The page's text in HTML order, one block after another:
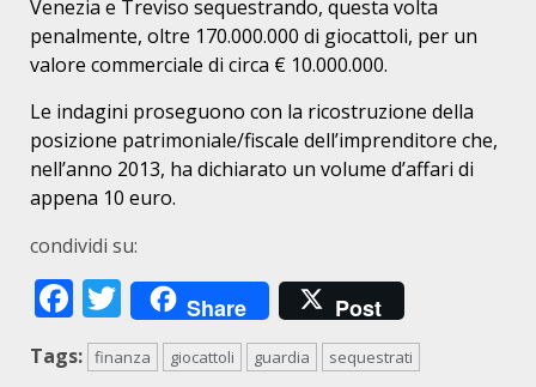
Venezia e Treviso sequestrando, questa volta
penalmente, oltre 170.000.000 di giocattoli, per un
valore commerciale di circa € 10.000.000.
Le indagini proseguono con la ricostruzione della
posizione patrimoniale/fiscale dell’imprenditore che,
nell’anno 2013, ha dichiarato un volume d’affari di
appena 10 euro.
condividi su:
Facebook
Twitter
Share Post
Tags: finanza giocattoli guardia sequestrati